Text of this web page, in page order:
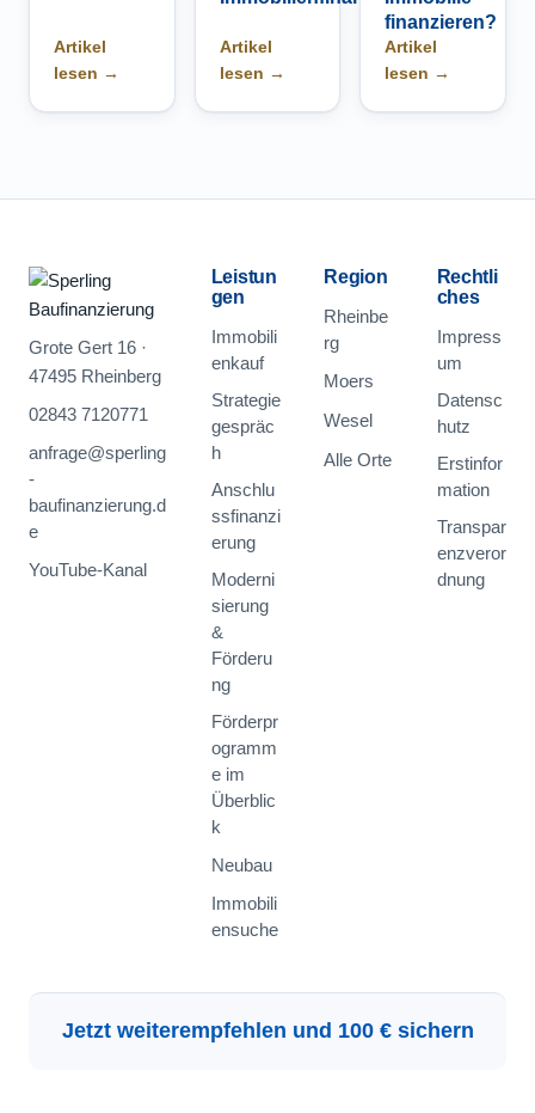
Artikel
lesen →
Artikel
lesen →
finanzieren?
Artikel
lesen →
Grote Gert 16 ·
47495 Rheinberg
02843 7120771
anfrage@sperling
-
baufinanzierung.d
e
YouTube-Kanal
Leistun
gen
Immobili
enkauf
Strategie
gespräc
h
Anschlu
ssfinanzi
erung
Moderni
sierung
&
Förderu
ng
Förderpr
ogramm
e im
Überblic
k
Neubau
Immobili
ensuche
Region
Rheinbe
rg
Moers
Wesel
Alle Orte
Rechtli
ches
Impress
um
Datensc
hutz
Erstinfor
mation
Transpar
enzveror
dnung
Jetzt weiterempfehlen und 100 € sichern